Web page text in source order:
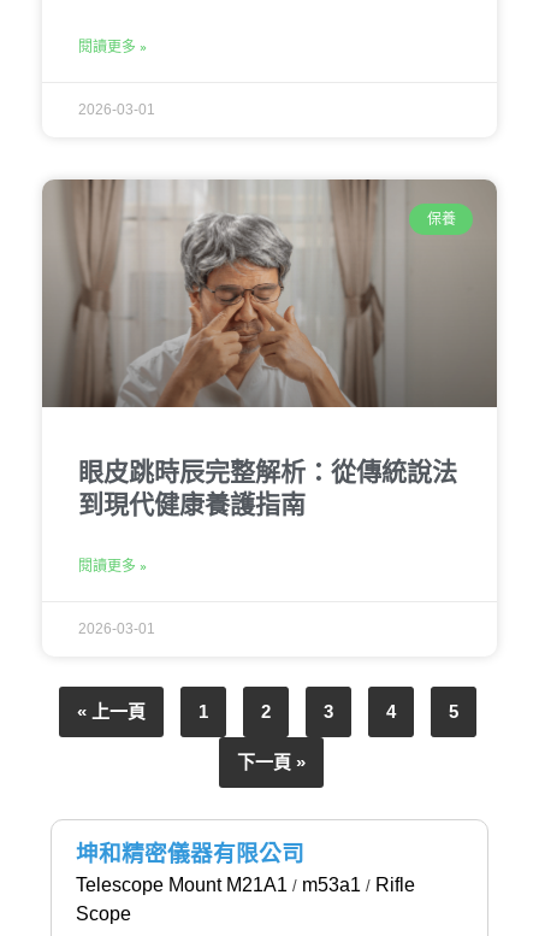
閱讀更多 »
2026-03-01
保養
眼皮跳時辰完整解析：從傳統說法
到現代健康養護指南
閱讀更多 »
2026-03-01
« 上一頁 1 2 3 4 5
下一頁 »
坤和精密儀器有限公司
Telescope Mount M21A1 / m53a1 / Rifle
Scope